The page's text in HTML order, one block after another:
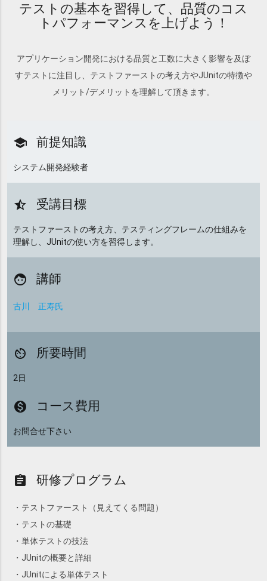
テストの基本を習得して、品質のコス
トパフォーマンスを上げよう！
アプリケーション開発における品質と工数に大きく影響を及ぼ
すテストに注目し、テストファーストの考え方やJUnitの特徴や
メリット/デメリットを理解して頂きます。
school 前提知識
システム開発経験者
star_half 受講目標
テストファーストの考え方、テスティングフレームの仕組みを
理解し、JUnitの使い方を習得します。
face 講師
古川 正寿氏
av_timer 所要時間
2日
monetization_on コース費用
お問合せ下さい
assignment 研修プログラム
・テストファースト（見えてくる問題）
・テストの基礎
・単体テストの技法
・JUnitの概要と詳細
・JUnitによる単体テスト